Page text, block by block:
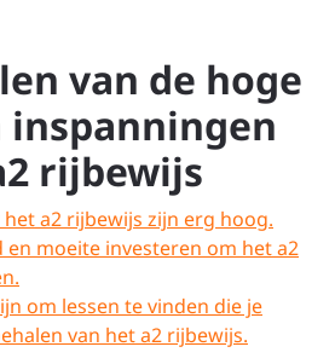
van de hoge
inspanningen
rijbewijs
a2 rijbewijs zijn erg hoog.
en moeite investeren om het a2
om lessen te vinden die je
van het a2 rijbewijs.